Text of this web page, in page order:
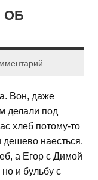
ОБ
Вон, даже
делали под
хлеб потому-то
дешево наесться.
а Егор с Димой
и бульбу с